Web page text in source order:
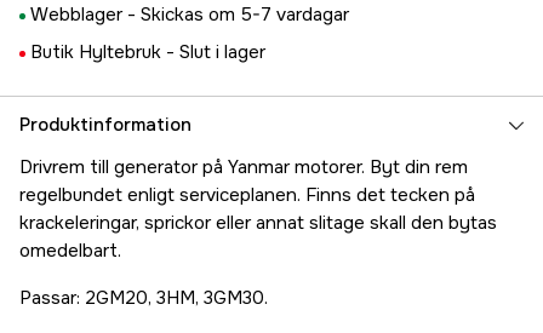
Webblager - Skickas om 5-7 vardagar
Butik Hyltebruk - Slut i lager
Produktinformation
Drivrem till generator på Yanmar motorer. Byt din rem
regelbundet enligt serviceplanen. Finns det tecken på
krackeleringar, sprickor eller annat slitage skall den bytas
omedelbart.
Passar: 2GM20, 3HM, 3GM30.